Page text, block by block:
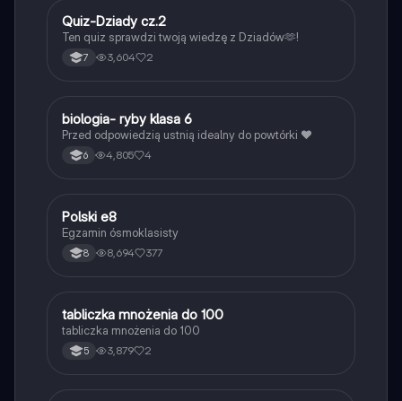
QJęzyk polski
Quiz-Dziady cz.2
Ten quiz sprawdzi twoją wiedzę z Dziadów🫶!
7 3,604 2
BBiologia
biologia- ryby klasa 6
Przed odpowiedzią ustnią idealny do powtórki ❤️
6 4,805 4
Język polski
Polski e8
Egzamin ósmoklasisty
8 8,694 377
TMatematyka
tabliczka mnożenia do 100
tabliczka mnożenia do 100
5 3,879 2